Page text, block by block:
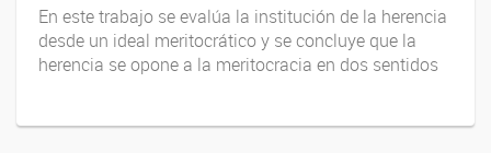
En este trabajo se evalúa la institución de la herencia
desde un ideal meritocrático y se concluye que la
herencia se opone a la meritocracia en dos sentidos